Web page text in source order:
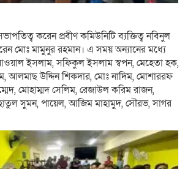
করেন প্রবীণ কমিউনিটি ব্যক্তিত্ব নবিনুল
মোঃ মামুনুর রহমান। এ সময় অন্যানের মধ্যে
ইসলাম, সফিকুল ইসলাম স্বপন, মেহেতা হক,
আলমাছ উদ্দিন শিকদার, মোঃ নাদিম, মোশাররফ
মোহাম্মদ সেলিম, রেজাউল করিম রাজন,
সুমন, পায়েল, আজিম মাহামুদ, সৌরভ, সাগর